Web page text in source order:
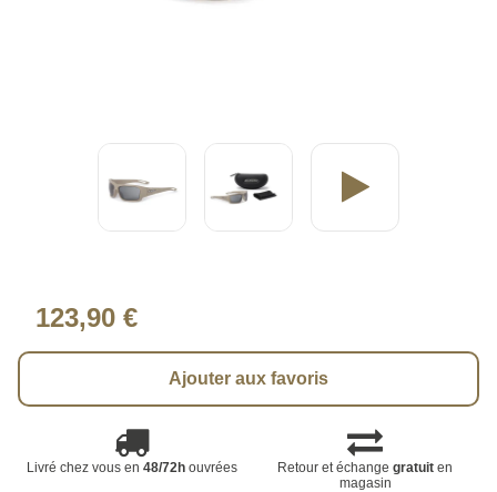
123,90 €
Ajouter aux favoris
Livré chez vous en 48/72houvrées Retour et échangegratuit en
magasin